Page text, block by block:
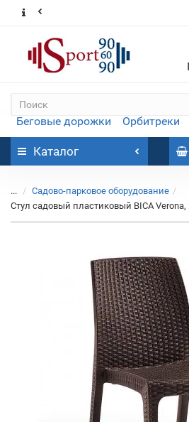
Беговые дорожки Орбитреки
Каталог
...
Садово-парковое оборудование
Стул садовый пластиковый BICA